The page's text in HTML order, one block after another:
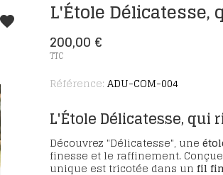
favorite L'Étole Délicatesse,
200,00 €
TTC
Référence: ADU-COM-004
L'Étole Délicatesse, qui
Découvrez "Délicatesse", une
finesse et le raffinement.
unique est tricotée dans un fil